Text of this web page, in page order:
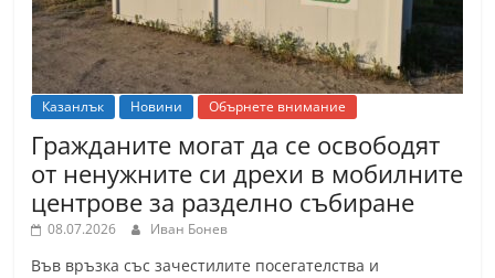
Казанлък Новини Обърнете внимание
Гражданите могат да се освободят
от ненужните си дрехи в мобилните
центрове за разделно събиране
08.07.2026 Иван Бонев
Във връзка със зачестилите посегателства и